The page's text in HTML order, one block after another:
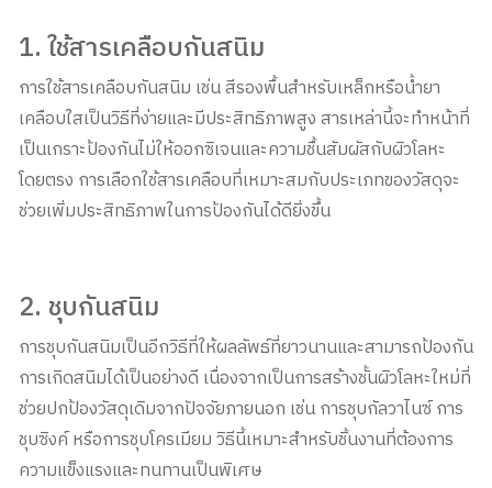
1. ใช้สารเคลือบกันสนิม
การใช้สารเคลือบกันสนิม เช่น สีรองพื้นสำหรับเหล็กหรือน้ำยา
เคลือบใสเป็นวิธีที่ง่ายและมีประสิทธิภาพสูง สารเหล่านี้จะทำหน้าที่
เป็นเกราะป้องกันไม่ให้ออกซิเจนและความชื้นสัมผัสกับผิวโลหะ
โดยตรง การเลือกใช้สารเคลือบที่เหมาะสมกับประเภทของวัสดุจะ
ช่วยเพิ่มประสิทธิภาพในการป้องกันได้ดียิ่งขึ้น
2. ชุบกันสนิม
การชุบกันสนิมเป็นอีกวิธีที่ให้ผลลัพธ์ที่ยาวนานและสามารถป้องกัน
การเกิดสนิมได้เป็นอย่างดี เนื่องจากเป็นการสร้างชั้นผิวโลหะใหม่ที่
ช่วยปกป้องวัสดุเดิมจากปัจจัยภายนอก เช่น การชุบกัลวาไนซ์ การ
ชุบซิงค์ หรือการชุบโครเมียม วิธีนี้เหมาะสำหรับชิ้นงานที่ต้องการ
ความแข็งแรงและทนทานเป็นพิเศษ